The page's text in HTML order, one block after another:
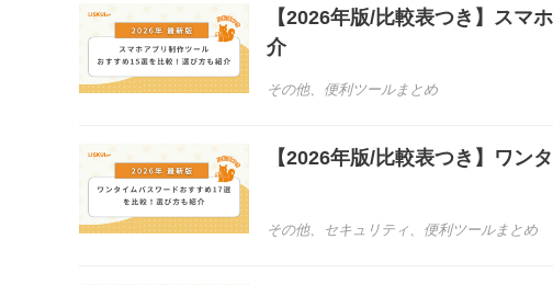
【2026年版/比較表つき】スマ
介
その他、 便利ツールまとめ
【2026年版/比較表つき】ワン
その他、 セキュリティ 便利ツールまとめ